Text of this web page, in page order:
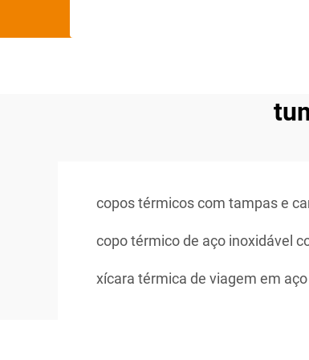
copos térmicos com tampas e
copo térmico de aço inoxidável
xícara térmica de viagem em